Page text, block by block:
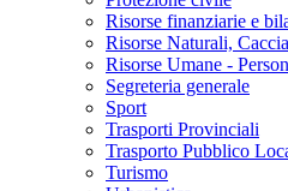
Risorse finanziarie e
Risorse Naturali,
Risorse Umane -
Segreteria generale
Sport
Trasporti Provinciali
Trasporto Pubblico
Turismo